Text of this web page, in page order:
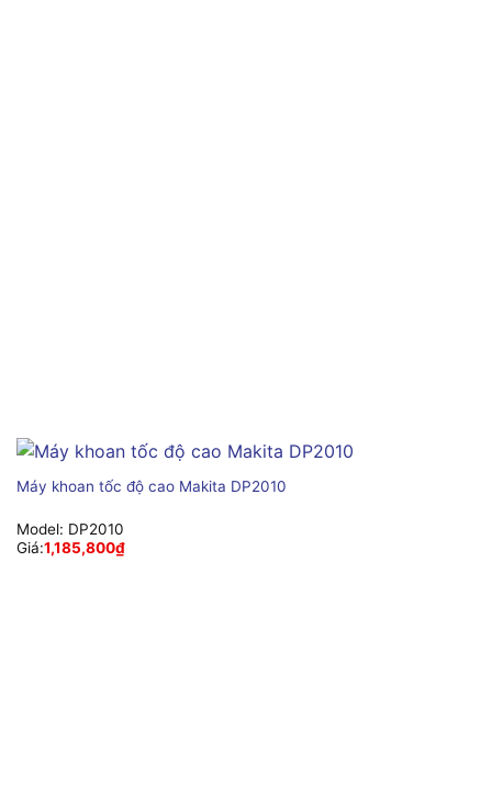
Máy khoan tốc độ cao Makita DP2010
Model: DP2010
Giá:1,185,800₫